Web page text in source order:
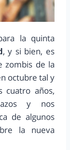
la quinta
, y si bien, es
zombis de la
octubre tal y
cuatro años,
y nos
de algunos
la nueva